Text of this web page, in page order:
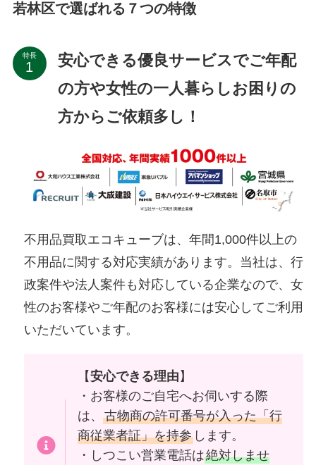
若林区で選ばれる７つの特徴
特長
安心できる優良サービスでご年配
の方や女性の一人暮らしお困りの
方からご依頼多し！
不用品買取エコキューブは、年間1,000件以上の
不用品に関する対応実績があります。当社は、行
政案件や法人案件も対応している企業なので、女
性のお客様やご年配のお客様には安心してご利用
いただいています。
【安心できる理由 】
・お客様のご自宅へお伺いする際
は、古物商の許可番号が入った「行
商従業者証」を持参 します。
・しつこい営業電話は絶対しませ